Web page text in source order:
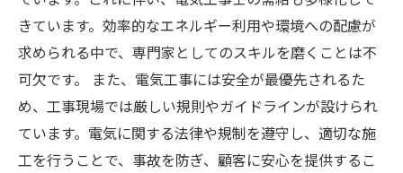
きています。効率的なエネルギー利用や環境への配慮が
求められる中で、専門家としてのスキルを磨くことは不
可欠です。 また、電気工事には安全が最優先されるた
め、工事現場では厳しい規則やガイドラインが設けられ
ています。電気に関する法律や規制を遵守し、適切な施
工を行うことで、事故を防ぎ、顧客に安心を提供するこ